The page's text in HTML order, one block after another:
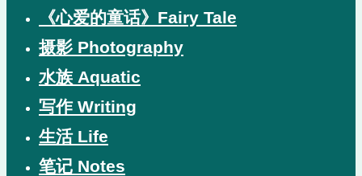
《心爱的童话》Fairy Tale
摄影 Photography
水族 Aquatic
写作 Writing
生活 Life
笔记 Notes